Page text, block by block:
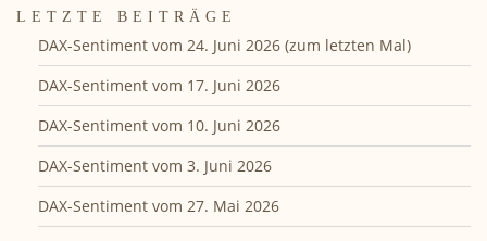
LETZTE BEITRÄGE
DAX-Sentiment vom 24. Juni 2026 (zum letzten Mal)
DAX-Sentiment vom 17. Juni 2026
DAX-Sentiment vom 10. Juni 2026
DAX-Sentiment vom 3. Juni 2026
DAX-Sentiment vom 27. Mai 2026